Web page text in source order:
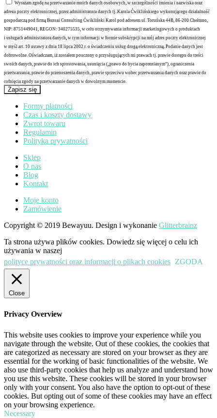
Wyrażam zgodę na przetwarzanie moich danych osobowych, w szczególności imienia i nazwiska oraz
adresu poczty elektronicznej, przez administratora danych tj. Karola Ćwiklińskiego wykonującego działalność
gospodarczą pod firmą Bonsai Consulting Ćwikliński Karol pod adresem ul. Toruńska 44B, 86-200 Chełmno,
NIP: 8751449041, REGON: 340275535, w celu otrzymywania informacji marketingowych o produktach
i usługach administratora danych, w tym informacji w formie subskrypcji na mój adres poczty elektronicznej
w myśl art. 10 ustawy z dnia 18 lipca 2002 r. o świadczeniu usług drogą elektroniczną. Podanie danych jest
dobrowolne. Oświadczam, iż zostałem pouczony o przysługujących mi prawach tj. prawie dostępu do treści
swoich danych, prawie do ich sprostowania, usunięcia („prawo do bycia zapomnianym”), ograniczenia
przetwarzania, prawie do przenoszenia danych, prawie sprzeciwu wobec przetwarzania danych oraz prawie do
cofnięcia zgody na przetwarzanie danych w dowolnym momencie.
Zapisz się
Formy płatności
Czas i koszty dostawy
Zwrot towaru
Regulamin
Polityka prywatności
Sklep
O nas
Blog
Kontakt
Moje konto
Zamówienie
Copyright © 2019 Bewayuu. Design i wykonanie Glitterbrainz
Ta strona używa plików cookies. Dowiedz się więcej o celu ich
używania w naszej
polityce prywatności oraz informacji o plikach cookies ZGODA
Close
Privacy Overview
This website uses cookies to improve your experience while you
navigate through the website. Out of these cookies, the cookies that
are categorized as necessary are stored on your browser as they are
essential for the working of basic functionalities of the website. We
also use third-party cookies that help us analyze and understand how
you use this website. These cookies will be stored in your browser
only with your consent. You also have the option to opt-out of these
cookies. But opting out of some of these cookies may have an effect
on your browsing experience.
Necessary